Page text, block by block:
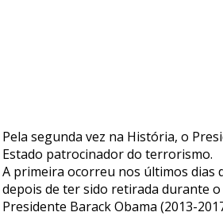
Pela segunda vez na História, o
Estado patrocinador do terrorismo.
A primeira ocorreu nos últimos dias
depois de ter sido retirada durante
Presidente Barack Obama (2013-